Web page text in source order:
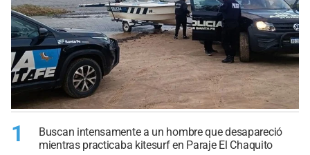
1
Buscan intensamente a un hombre que desapareció
mientras practicaba kitesurf en Paraje El Chaquito